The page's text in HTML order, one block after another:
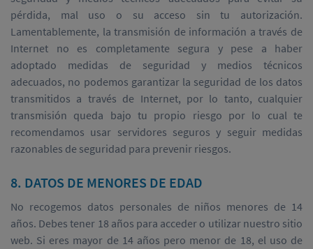
pérdida, mal uso o su acceso sin tu autorización.
Lamentablemente, la transmisión de información a través de
Internet no es completamente segura y pese a haber
adoptado medidas de seguridad y medios técnicos
adecuados, no podemos garantizar la seguridad de los datos
transmitidos a través de Internet, por lo tanto, cualquier
transmisión queda bajo tu propio riesgo por lo cual te
recomendamos usar servidores seguros y seguir medidas
razonables de seguridad para prevenir riesgos.
8. DATOS DE MENORES DE EDAD
No recogemos datos personales de niños menores de 14
años. Debes tener 18 años para acceder o utilizar nuestro sitio
web. Si eres mayor de 14 años pero menor de 18, el uso de